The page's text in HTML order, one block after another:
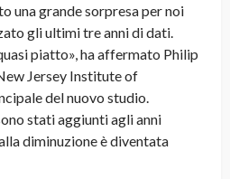
una grande sorpresa per noi
gli ultimi tre anni di dati.
piatto», ha affermato Philip
Jersey Institute of
del nuovo studio.
stati aggiunti agli anni
diminuzione è diventata